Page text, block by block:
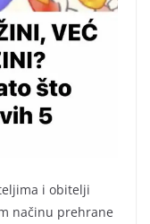
i obitelji
načinu prehrane